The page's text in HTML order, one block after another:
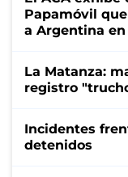
Papamóvil
a Argentina en
La Matanza:
registro
Incidentes
detenidos